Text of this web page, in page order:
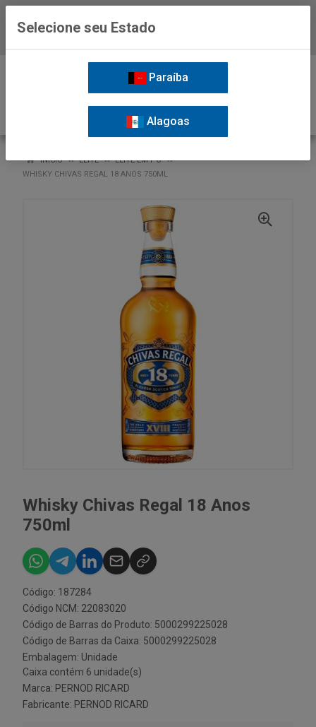
INÍCIO LEITE
LEITE EM PÓ
WHISKY CHIVAS REGAL 18 ANOS 750ML
Whisky Chivas Regal 18 Anos
750ml
Código: 187284
Código NCM: 22083020
Código de Barras do Produto: 5000299225028
Código de Barras da Caixa: 5000299225028
Embalagem: Unidade
Caixa contém 6 unidade(s)
Marca: PERNOD RICARD
Fabricante: PERNOD RICARD
Selecione seu Estado
Paraíba
Alagoas